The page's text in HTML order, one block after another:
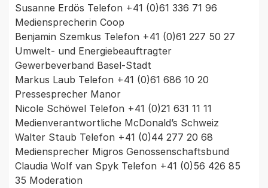
Susanne Erdös Telefon +41 (0)61 336 71 96
Mediensprecherin Coop
Benjamin Szemkus Telefon +41 (0)61 227 50 27
Umwelt- und Energiebeauftragter
Gewerbeverband Basel-Stadt
Markus Laub Telefon +41 (0)61 686 10 20
Pressesprecher Manor
Nicole Schöwel Telefon +41 (0)21 631 11 11
Medienverantwortliche McDonald’s Schweiz
Walter Staub Telefon +41 (0)44 277 20 68
Mediensprecher Migros Genossenschaftsbund
Claudia Wolf van Spyk Telefon +41 (0)56 426 85
35 Moderation